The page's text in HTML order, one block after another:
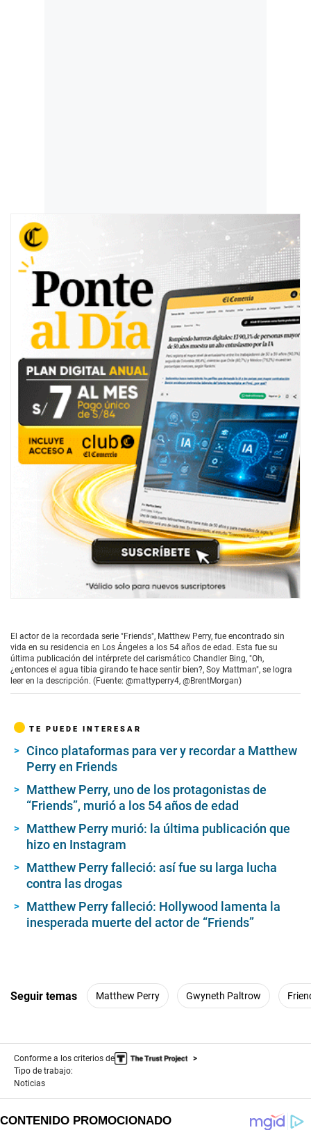
El actor de la recordada serie "Friends", Matthew Perry, fue encontrado sin
vida en su residencia en Los Ángeles a los 54 años de edad. Esta fue su
última publicación del intérprete del carismático Chandler Bing, "Oh,
¿entonces el agua tibia girando te hace sentir bien?, Soy Mattman", se logra
leer en la descripción. (Fuente: @mattyperry4, @BrentMorgan)
TE PUEDE INTERESAR
Cinco plataformas para ver y recordar a Matthew
Perry en Friends
Matthew Perry, uno de los protagonistas de
“Friends”, murió a los 54 años de edad
Matthew Perry murió: la última publicación que
hizo en Instagram
Matthew Perry falleció: así fue su larga lucha
contra las drogas
Matthew Perry falleció: Hollywood lamenta la
inesperada muerte del actor de “Friends”
Seguir temas Matthew Perry Gwyneth Paltrow
Conforme a los criterios de
Tipo de trabajo:
Noticias